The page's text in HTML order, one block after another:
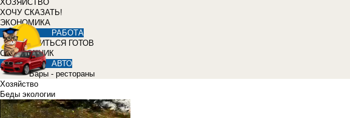
ХОЗЯЙСТВО
ХОЧУ СКАЗАТЬ!
ЭКОНОМИКА
РАБОТА
УЧИТЬСЯ ГОТОВ
СПРАВОЧНИК
АВТО
Бары - рестораны
Хозяйство
Беды экологии